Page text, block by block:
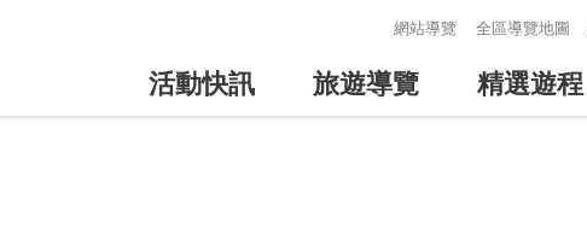
網站導覽 全區導覽地圖
活動快訊 旅遊導覽 精選遊程